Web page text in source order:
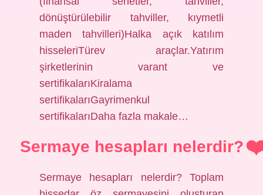
dönüştürülebilir tahviller, kıymetli
maden tahvilleri)Halka açık katılım
hisseleriTürev araçlar.Yatırım
şirketlerinin varant ve
sertifikalarıKiralama
sertifikalarıGayrimenkul
sertifikalarıDaha fazla makale…
Sermaye hesapları nelerdir?
Sermaye hesapları nelerdir? Toplam